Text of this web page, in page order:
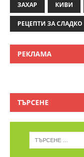
ЗАХАР КИВИ
РЕЦЕПТИ ЗА СЛАДКО
РЕКЛАМА
ТЪРСЕНЕ